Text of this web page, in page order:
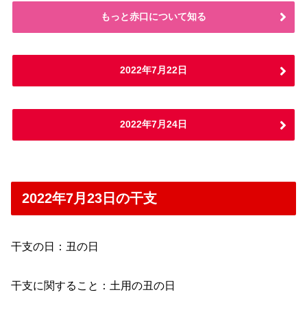
もっと赤口について知る
2022年7月22日
2022年7月24日
2022年7月23日の干支
干支の日：丑の日
干支に関すること：土用の丑の日